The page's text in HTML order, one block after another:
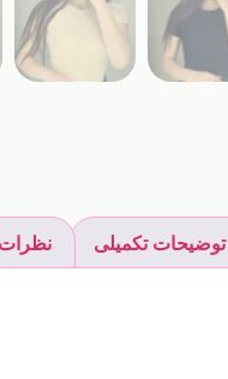
توضیحات تکمیلی نظرات